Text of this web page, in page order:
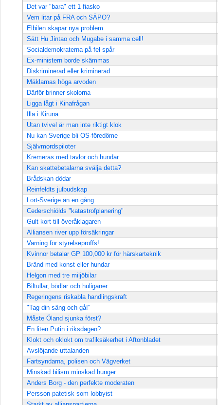
Det var "bara" ett 1 fiasko
Vem litar på FRA och SÄPO?
Elbilen skapar nya problem
Sätt Hu Jintao och Mugabe i samma cell!
Socialdemokraterna på fel spår
Ex-ministern borde skämmas
Diskriminerad eller kriminerad
Mäklarnas höga arvoden
Därför brinner skolorna
Ligga lågt i Kinafrågan
Illa i Kiruna
Utan tvivel är man inte riktigt klok
Nu kan Sverige bli OS-föredöme
Självmordspiloter
Kremeras med tavlor och hundar
Kan skattebetalarna svälja detta?
Brådskan dödar
Reinfeldts julbudskap
Lort-Sverige än en gång
Cederschiölds "katastrofplanering"
Gult kort till överåklagaren
Alliansen river upp försäkringar
Varning för styrelseproffs!
Kvinnor betalar GP 100,000 kr för härskarteknik
Bränd med konst eller hundar
Helgon med tre miljöbilar
Biltullar, bödlar och huliganer
Regeringens riskabla handlingskraft
"Tag din säng och gå!"
Måste Öland sjunka först?
En liten Putin i riksdagen?
Klokt och oklokt om trafiksäkerhet i Aftonbladet
Avslöjande uttalanden
Fartsyndarna, polisen och Vägverket
Minskad bilism minskad hunger
Anders Borg - den perfekte moderaten
Persson patetisk som lobbyist